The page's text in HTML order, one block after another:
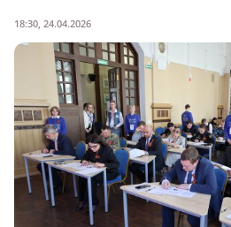
18:30, 24.04.2026